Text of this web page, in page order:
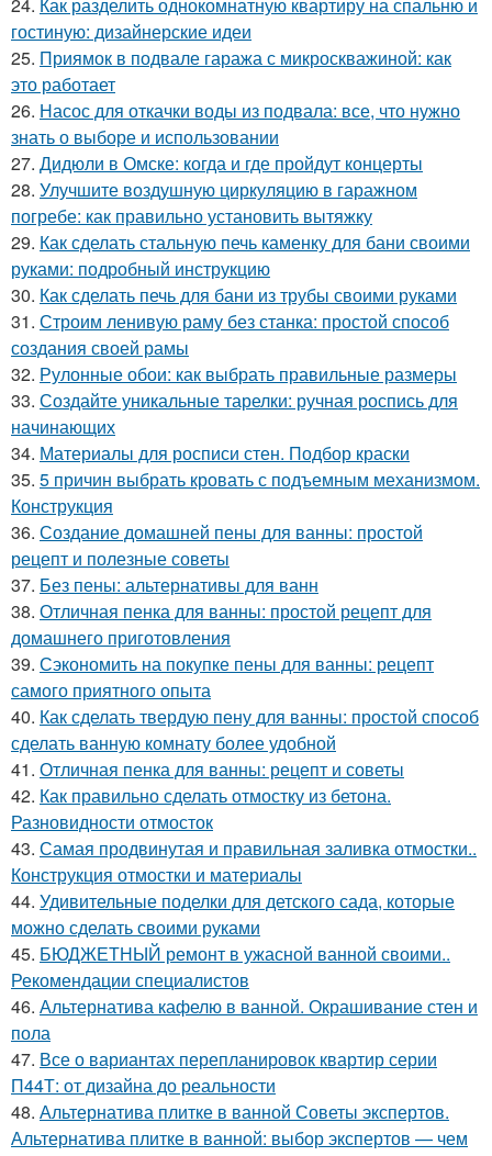
гостиную: дизайнерские идеи
25. Приямок в подвале гаража с микроскважиной: как
это работает
26. Насос для откачки воды из подвала: все, что нужно
знать о выборе и использовании
27. Дидюли в Омске: когда и где пройдут концерты
28. Улучшите воздушную циркуляцию в гаражном
погребе: как правильно установить вытяжку
29. Как сделать стальную печь каменку для бани своими
руками: подробный инструкцию
30. Как сделать печь для бани из трубы своими руками
31. Строим ленивую раму без станка: простой способ
создания своей рамы
32. Рулонные обои: как выбрать правильные размеры
33. Создайте уникальные тарелки: ручная роспись для
начинающих
34. Материалы для росписи стен. Подбор краски
35. 5 причин выбрать кровать с подъемным механизмом.
Конструкция
36. Создание домашней пены для ванны: простой
рецепт и полезные советы
37. Без пены: альтернативы для ванн
38. Отличная пенка для ванны: простой рецепт для
домашнего приготовления
39. Сэкономить на покупке пены для ванны: рецепт
самого приятного опыта
40. Как сделать твердую пену для ванны: простой способ
сделать ванную комнату более удобной
41. Отличная пенка для ванны: рецепт и советы
42. Как правильно сделать отмостку из бетона.
Разновидности отмосток
43. Самая продвинутая и правильная заливка отмостки..
Конструкция отмостки и материалы
44. Удивительные поделки для детского сада, которые
можно сделать своими руками
45. БЮДЖЕТНЫЙ ремонт в ужасной ванной своими..
Рекомендации специалистов
46. Альтернатива кафелю в ванной. Окрашивание стен и
пола
47. Все о вариантах перепланировок квартир серии
П44Т: от дизайна до реальности
48. Альтернатива плитке в ванной Советы экспертов.
Альтернатива плитке в ванной: выбор экспертов — чем